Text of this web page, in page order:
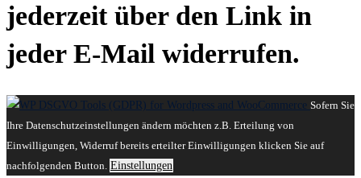
jederzeit über den Link in
jeder E-Mail widerrufen.
Sofern Sie
Ihre Datenschutzeinstellungen ändern möchten z.B. Erteilung von
Einwilligungen, Widerruf bereits erteilter Einwilligungen klicken Sie auf
nachfolgenden Button. Einstellungen